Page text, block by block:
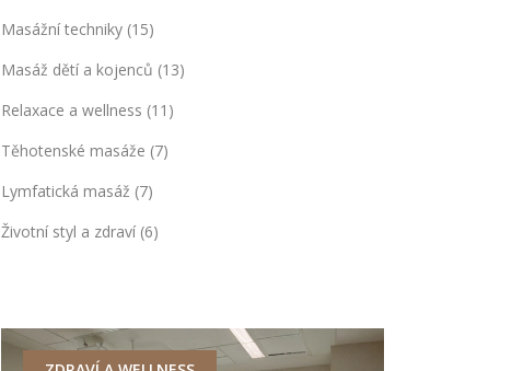
Masážní techniky (15)
Masáž dětí a kojenců (13)
Relaxace a wellness (11)
Těhotenské masáže (7)
Lymfatická masáž (7)
Životní styl a zdraví (6)